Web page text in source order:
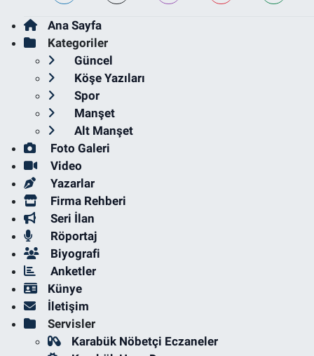
Ana Sayfa
Kategoriler
Güncel
Köşe Yazıları
Spor
Manşet
Alt Manşet
Foto Galeri
Video
Yazarlar
Firma Rehberi
Seri İlan
Röportaj
Biyografi
Anketler
Künye
İletişim
Servisler
Karabük Nöbetçi Eczaneler